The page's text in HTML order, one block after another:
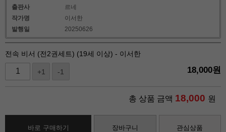
출판사
르네
작가명
이서한
발행일
20250626
전속 비서 (전2권세트) (19세 이상) - 이서한
+1 -1 18,000원
총 상품 금액 18,000 원
바로 구매하기 장바구니 관심상품